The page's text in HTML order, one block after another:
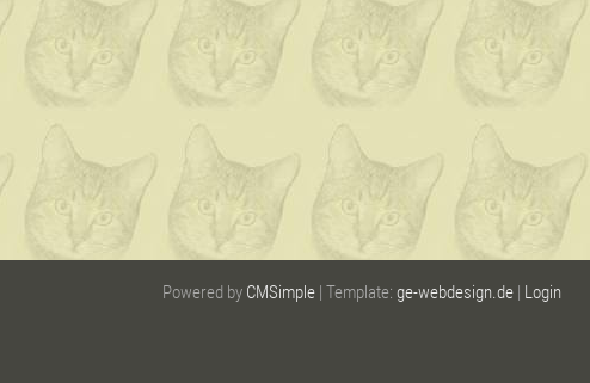
Powered by CMSimple | Template: ge-webdesign.de | Login